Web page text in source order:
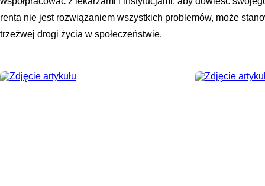
renta nie jest rozwiązaniem wszystkich problemów, może
trzeźwej drogi życia w społeczeństwie.